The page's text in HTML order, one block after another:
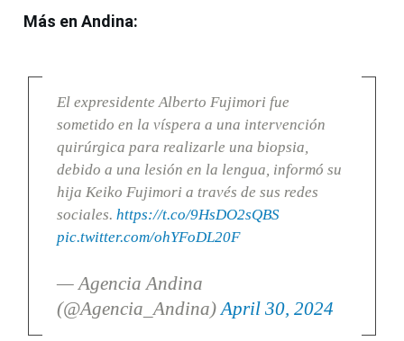
Más en Andina:
El expresidente Alberto Fujimori fue
sometido en la víspera a una intervención
quirúrgica para realizarle una biopsia,
debido a una lesión en la lengua, informó su
hija Keiko Fujimori a través de sus redes
sociales. https://t.co/9HsDO2sQBS
pic.twitter.com/ohYFoDL20F
— Agencia Andina
(@Agencia_Andina)April 30, 2024